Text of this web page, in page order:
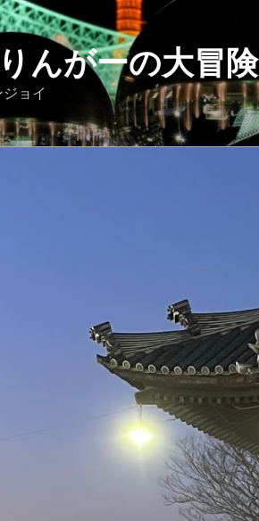
んがーの大冒険
ョイ